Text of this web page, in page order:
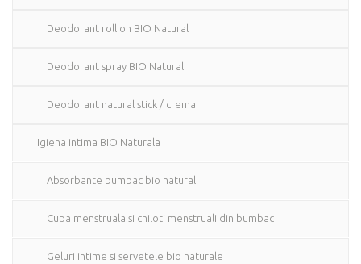
Deodorant roll on BIO Natural
Deodorant spray BIO Natural
Deodorant natural stick / crema
Igiena intima BIO Naturala
Absorbante bumbac bio natural
Cupa menstruala si chiloti menstruali din bumbac
Geluri intime si servetele bio naturale